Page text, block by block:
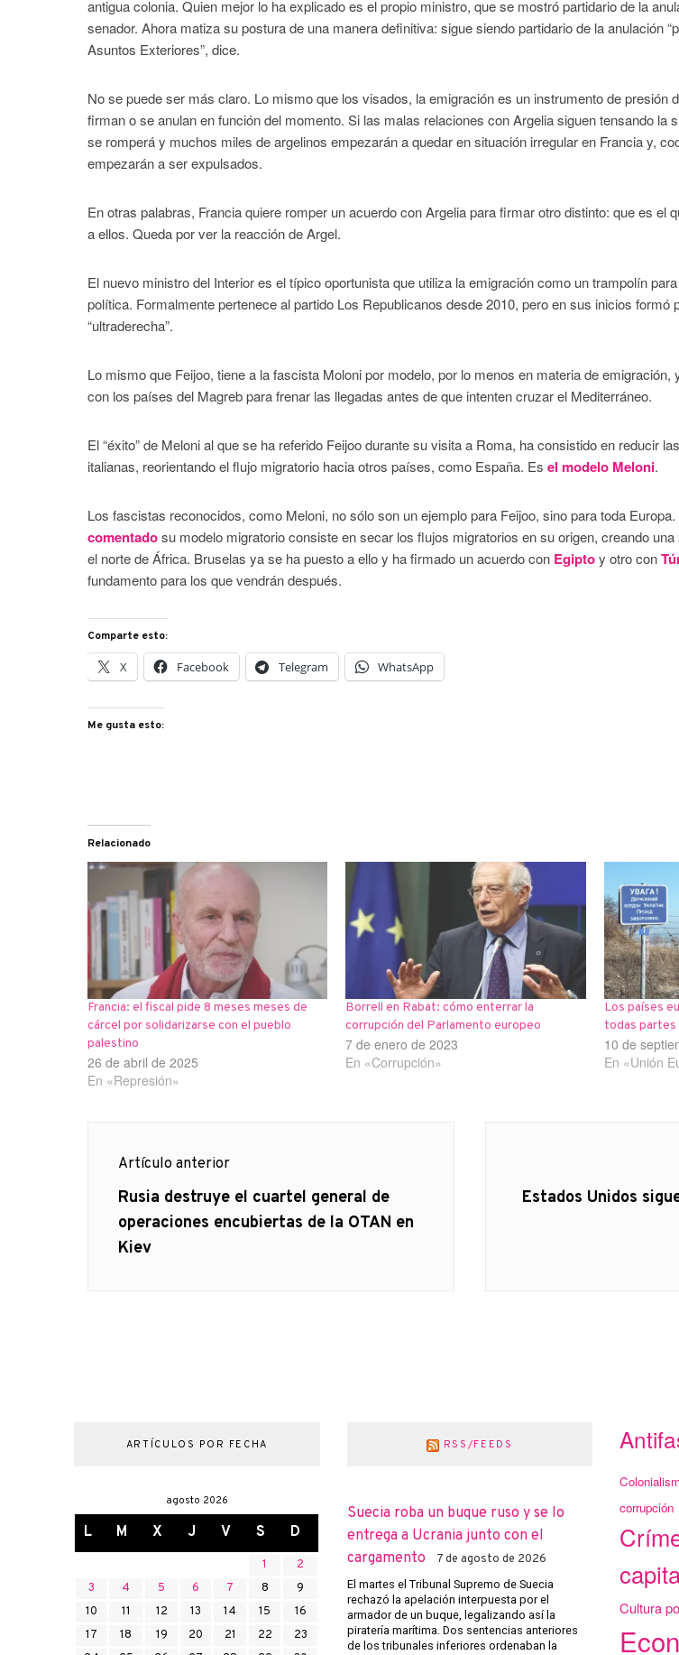
antigua colonia. Quien mejor lo ha explicado es el propio ministro, que se mostró partidario de la
senador. Ahora matiza su postura de una manera definitiva: sigue siendo partidario de la anulación
Asuntos Exteriores”, dice.
No se puede ser más claro. Lo mismo que los visados, la emigración es un instrumento de presión
firman o se anulan en función del momento. Si las malas relaciones con Argelia siguen tensando la
se romperá y muchos miles de argelinos empezarán a quedar en situación irregular en Francia y,
empezarán a ser expulsados.
En otras palabras, Francia quiere romper un acuerdo con Argelia para firmar otro distinto: que es el
a ellos. Queda por ver la reacción de Argel.
El nuevo ministro del Interior es el típico oportunista que utiliza la emigración como un trampolín
política. Formalmente pertenece al partido Los Republicanos desde 2010, pero en sus inicios formó
“ultraderecha”.
Lo mismo que Feijoo, tiene a la fascista Moloni por modelo, por lo menos en materia de emigración,
con los países del Magreb para frenar las llegadas antes de que intenten cruzar el Mediterráneo.
El “éxito” de Meloni al que se ha referido Feijoo durante su visita a Roma, ha consistido en reducir
italianas, reorientando el flujo migratorio hacia otros países, como España. Esel modelo Meloni.
Los fascistas reconocidos, como Meloni, no sólo son un ejemplo para Feijoo, sino para toda
comentadosu modelo migratorio consiste en secar los flujos migratorios en su origen, creando
el norte de África. Bruselas ya se ha puesto a ello y ha firmado un acuerdo con Egiptoy otro con
fundamento para los que vendrán después.
Comparte esto:
X Facebook Telegram WhatsApp
Me gusta esto:
Relacionado
Francia: el fiscal pide 8 meses meses de
cárcel por solidarizarse con el pueblo
palestino
26 de abril de 2025
En «Represión»
Borrell en Rabat: cómo enterrar la
corrupción del Parlamento europeo
7 de enero de 2023
En «Corrupción»
Los países
todas partes
10 de
En «Unión
Navegación
de
entradas
Artículo anterior
Artículo
anterior
Rusia destruye el cuartel general de
operaciones encubiertas de la OTAN en
Kiev
Artículo
Estados Unidos
ARTÍCULOS POR FECHA
agosto 2026
L M X J V S D
1
2
3
4 5 6 7 8
9
10
11 12 13 14 15
16
17
18 19 20 21 22
23
RSS/FEEDS
Suecia roba un buque ruso y se lo
entrega a Ucrania junto con el
cargamento
7 de agosto de 2026
El martes el Tribunal Supremo de Suecia
rechazó la apelación interpuesta por el
armador de un buque, legalizando así la
piratería marítima. Dos sentencias anteriores
de los tribunales inferiores ordenaban la
corrupción
Cultura